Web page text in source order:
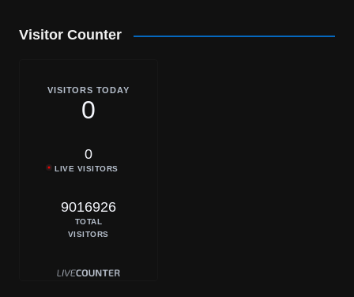
Visitor Counter
VISITORS TODAY
0
0
LIVE VISITORS
9016926
TOTAL
VISITORS